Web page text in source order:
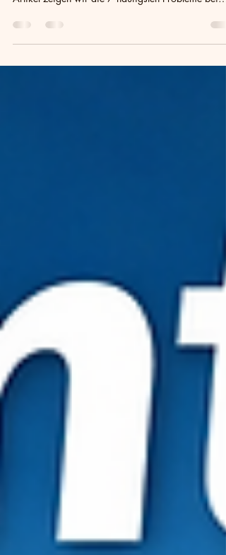
Viele Altbausanierungen werden deutlich teurer als
geplant – oft wegen vermeidbarer Fehler. In diesem
Förderungen und erklären, wie Eigentümer